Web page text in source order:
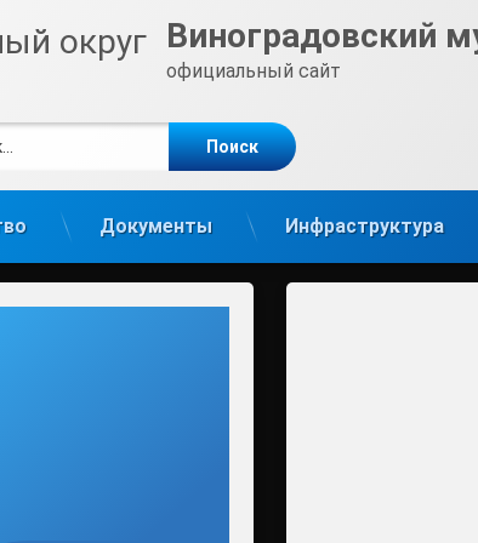
Виноградовский
официальный сайт
Документы Инфраструктура